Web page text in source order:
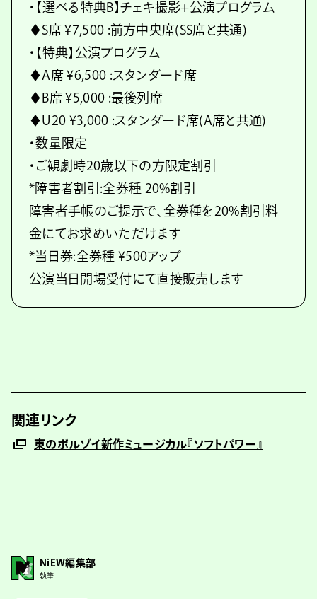
・【選べる特典B】チェキ撮影+公演プログラム
♦S席 ¥7,500 :前方中央席(SS席と共通)
・【特典】公演プログラム
♦A席 ¥6,500 :スタンダード席
♦B席 ¥5,000 :最後列席
♦U20 ¥3,000 :スタンダード席(A席と共通)
・数量限定
・ご観劇時20歳以下の方限定割引
*障害者割引:全券種 20%割引
障害者手帳のご提示で、全券種を20%割引料
金にてお求めいただけます
*当日券:全券種 ¥500アップ
公演当日開場受付にて直接販売します
関連リンク
東のボルゾイ新作ミュージカル『ソフトパワー』
NiEW編集部
執筆